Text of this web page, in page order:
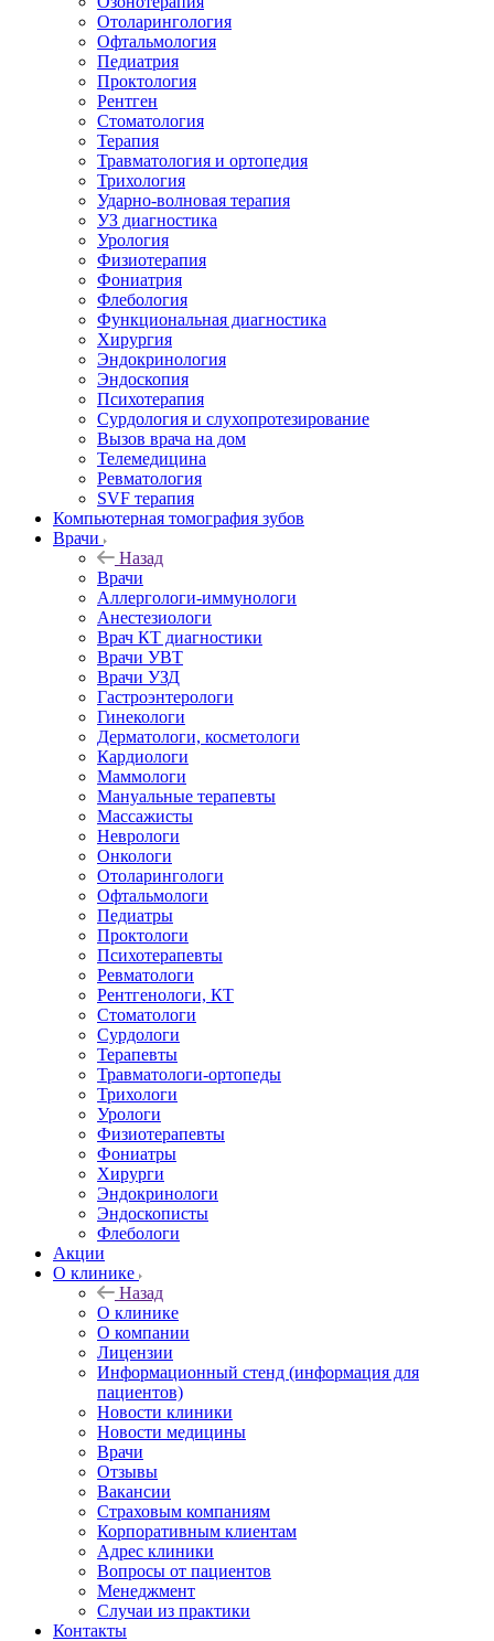
Отоларингология
Офтальмология
Педиатрия
Проктология
Рентген
Стоматология
Терапия
Травматология и ортопедия
Трихология
Ударно-волновая терапия
УЗ диагностика
Урология
Физиотерапия
Фониатрия
Флебология
Функциональная диагностика
Хирургия
Эндокринология
Эндоскопия
Психотерапия
Сурдология и слухопротезирование
Вызов врача на дом
Телемедицина
Ревматология
SVF терапия
Компьютерная томография зубов
Врачи
Назад
Врачи
Аллергологи-иммунологи
Анестезиологи
Врач КТ диагностики
Врачи УВТ
Врачи УЗД
Гастроэнтерологи
Гинекологи
Дерматологи, косметологи
Кардиологи
Маммологи
Мануальные терапевты
Массажисты
Неврологи
Онкологи
Отоларингологи
Офтальмологи
Педиатры
Проктологи
Психотерапевты
Ревматологи
Рентгенологи, КТ
Стоматологи
Сурдологи
Терапевты
Травматологи-ортопеды
Трихологи
Урологи
Физиотерапевты
Фониатры
Хирурги
Эндокринологи
Эндоскописты
Флебологи
Акции
О клинике
Назад
О клинике
О компании
Лицензии
Информационный стенд (информация для
пациентов)
Новости клиники
Новости медицины
Врачи
Отзывы
Вакансии
Страховым компаниям
Корпоративным клиентам
Адрес клиники
Вопросы от пациентов
Менеджмент
Случаи из практики
Контакты